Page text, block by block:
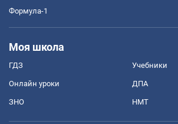
Формула-1
Моя школа
ГДЗ Учебники
Онлайн уроки ДПА
ЗНО НМТ